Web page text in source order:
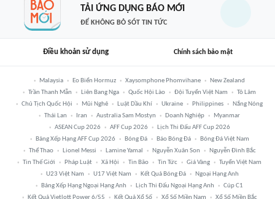
TẢI ỨNG DỤNG BÁO MỚI
ĐỂ KHÔNG BỎ SÓT TIN TỨC
Điều khoản sử dụng Chính sách bảo mật
Malaysia Eo Biển Hormuz Xaysomphone Phomvihane
New Zealand
Trần Thanh Mẫn
Liên Bang Nga Quốc Hội Lào Đội Tuyển Việt Nam
Tô Lâm
Chủ Tịch Quốc Hội
Mũi Nghê Luật Dầu Khí Ukraine Philippines
Nắng Nóng
Thái Lan
Iran Australia Sam Mostyn Doanh Nghiệp
Myanmar
ASEAN Cup 2026
AFF Cup 2026
Lịch Thi Đấu AFF Cup 2026
Bảng Xếp Hạng AFF Cup 2026
Bóng Đá Báo Bóng Đá
Bóng Đá Việt Nam
Thể Thao
Lionel Messi Lamine Yamal Nguyễn Xuân Son
Nguyễn Đình Bắc
Tin Thế Giới
Pháp Luật Xã Hội Tin Bão Tin Tức Giá Vàng
Tuyển Việt Nam
U23 Việt Nam
U17 Việt Nam Kết Quả Bóng Đá
Ngoại Hạng Anh
Bảng Xếp Hạng Ngoại Hạng Anh
Lịch Thi Đấu Ngoại Hạng Anh
Cúp C1
Kết Quả Vietlott Power 6/55
Kết Quả Xổ Số Xổ Số Miền Nam Xổ Số Miền Bắc